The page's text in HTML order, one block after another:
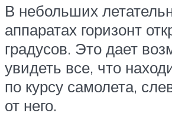
В небольших
аппаратах горизонт
градусов. Это дает
увидеть все, что
по курсу самолета,
от него.